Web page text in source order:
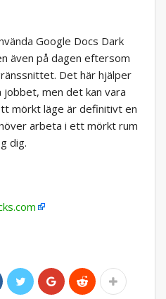
Google Docs Dark
även på dagen eftersom
Det här hjälper
men det kan vara
mörkt läge är definitivt en
arbeta i ett mörkt rum
dig.